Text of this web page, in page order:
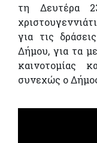
τη Δευτέρα
για τις
Δήμου, για τα
καινοτομίας
συνεχώς ο